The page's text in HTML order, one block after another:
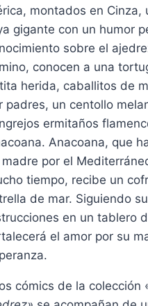
montados en Cinza,
gigante con un humor
sobre el
conocen a una
herida, caballitos de
padres, un centollo
ermitaños
Anacoana, que
madre por el
tiempo, recibe un
de mar. Siguiendo
en un tablero
el amor por su
cómics de la colección